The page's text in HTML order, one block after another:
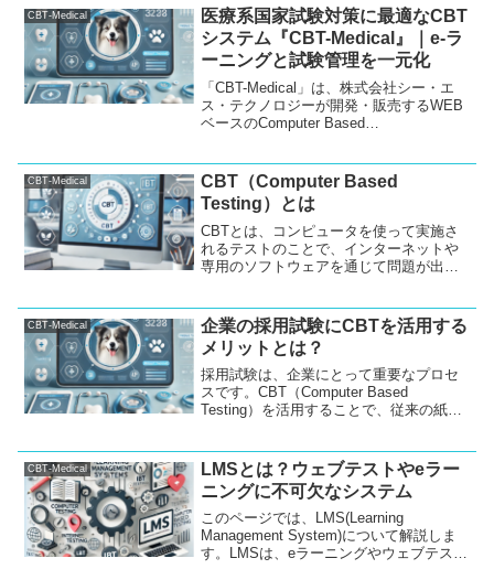
能で、学内試験や研修など多くの場面で
活用いただけます。スマートフォンにも
対応しており、インターネットを利用し
て手軽に試験や学習ができる環境を提供
します。
CBT-Medical
医療系国家試験対策に最適なCBT
システム『CBT-Medical』｜e-ラ
ーニングと試験管理を一元化
「CBT-Medical」は、株式会社シー・エ
ス・テクノロジーが開発・販売するWEB
ベースのComputer Based
用試験対策に効率的に取り組めるように
設計されており、スマートフォンをはじ
めとする様々なデバイスで利用可能で
す。また、試験管理だけでなく、e-ラー
ニングシステムとしても活用でき、受験
者のスキルアップにも大きく貢献しま
CBT-Medical
CBT（Computer Based
Testing）とは
CBTとは、コンピュータを使って実施さ
れるテストのことで、インターネットや
専用のソフトウェアを通じて問題が出題
く向上しているため、教育機関や企業な
どで幅広く利用されています。
CBT-Medical
企業の採用試験にCBTを活用する
メリットとは？
採用試験は、企業にとって重要なプロセ
スです。CBT（Computer Based
Testing）を活用することで、従来の紙ベ
運用について、WEBやインターネット、
スマホを活用しながら、どのように効率
的な運用ができるかをご紹介します。
CBT-Medical
LMSとは？ウェブテストやeラー
ニングに不可欠なシステム
このページでは、LMS(Learning
Management System)について解説しま
す。LMSは、eラーニングやウェブテスト